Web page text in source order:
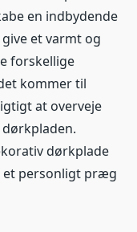
en indbydende
et varmt og
forskellige
kommer til
at overveje
dørkplade
et personligt præg